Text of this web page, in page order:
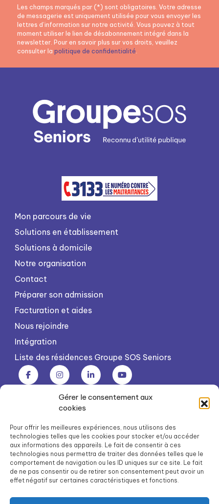
Gérer le consentement aux
cookies
Pour offrir les meilleures expériences, nous utilisons des
technologies telles que les cookies pour stocker et/ou accéder
aux informations des appareils. Le fait de consentir à ces
technologies nous permettra de traiter des données telles que le
comportement de navigation ou les ID uniques sur ce site. Le fait
de ne pas consentir ou de retirer son consentement peut avoir un
effet négatif sur certaines caractéristiques et fonctions.
Les champs marqués par (*) sont obligatoires. Votre adresse
de messagerie est uniquement utilisée pour vous envoyer les
lettres d’information sur notre activité. Vous pouvez à tout
moment utiliser le lien de désabonnement intégré dans la
newsletter. Pour en savoir plus sur vos droits, veuillez
consulter la politique de confidentialité
Mon parcours de vie
Solutions en établissement
Solutions à domicile
Notre organisation
Contact
Préparer son admission
Facturation et aides
Nous rejoindre
Intégration
Liste des résidences Groupe SOS Seniors
Groupe SOS Seniors est une association du Groupe SOS
dg.seniors@groupe-sos.org
ARPAVIE est une association du Groupe SOS